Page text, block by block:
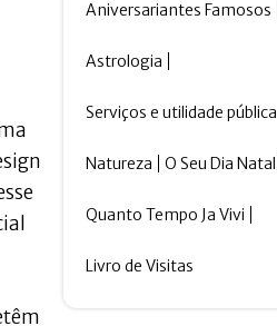
Aniversariantes Famosos
Astrologia
Serviços e utilidade pública
Natureza O Seu Dia Natal
Quanto Tempo Ja Vivi
Livro de Visitas